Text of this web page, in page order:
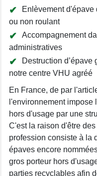
Enlèvement
ou non roulant
Accompagnement
administratives
Destruction
notre centre VHU agréé
En France, de par
l'environnement
hors d'usage par une
C'est la raison d'être
profession consiste à la
épaves encore
gros porteur hors
parties recyclables afin